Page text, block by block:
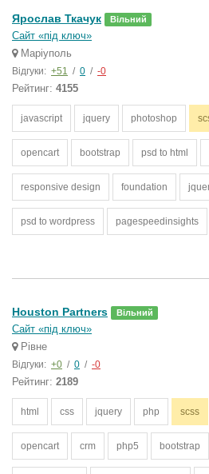
Ярослав Ткачук Вільний
Сайт «під ключ»
Маріуполь
Відгуки: +51 / 0 / -0
Рейтинг: 4155
javascript jquery photoshop
opencart bootstrap psd to html
responsive design foundation
psd to wordpress pagespeedinsights
Houston Partners Вільний
Сайт «під ключ»
Рівне
Відгуки: +0 / 0 / -0
Рейтинг: 2189
html css jquery php scss
opencart crm php5 bootstrap